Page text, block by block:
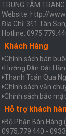
TRUNG TÂM
Website: http://
Địa Chỉ: 391 Tân
Hotline:
Khách Hàng
Chính sách bán
Hưỡng Dẫn Đặt
Thanh Toán Qua
Chính sách vận
Chính sách bảo mật
Hỗ trợ khách
Bộ Phận Bán Hàng
0975.779.440 -